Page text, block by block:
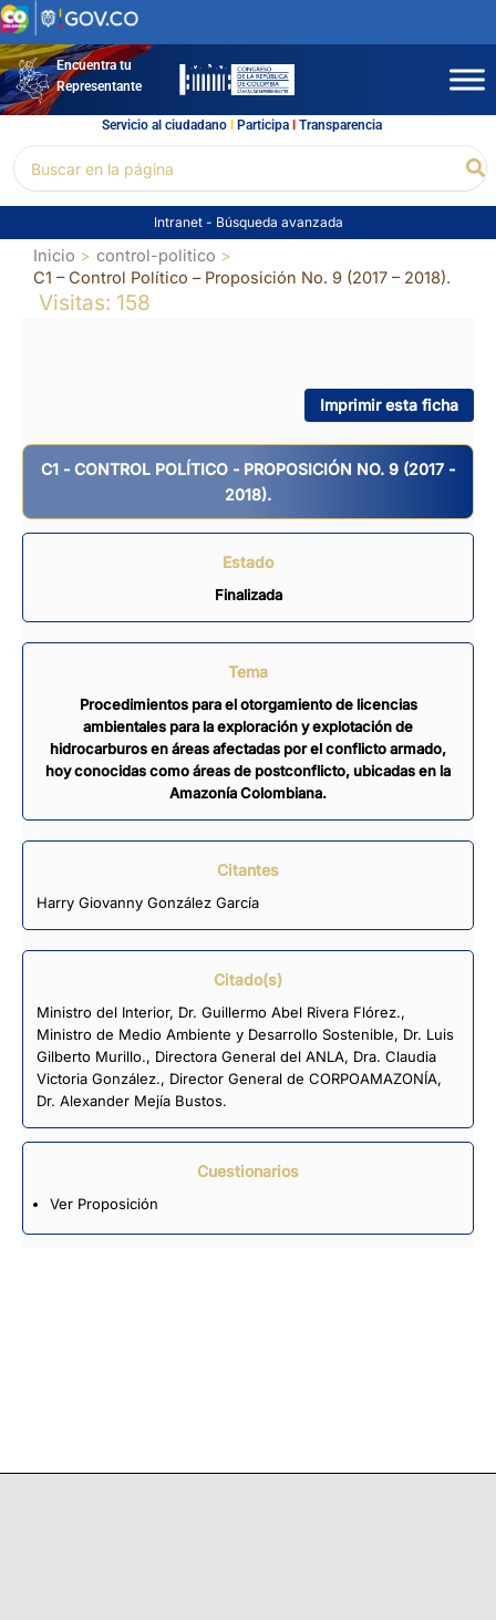
Ir
al
contenidoEncuentra tu
Representante
Servicio al ciudadano l Participal Transparencia
por:
Intranet - Búsqueda avanzada
Inicio
control-politico
C1 – Control Político – Proposición No. 9 (2017 – 2018).
Visitas: 158
Imprimir esta ficha
C1 - CONTROL POLÍTICO - PROPOSICIÓN NO. 9 (2017 -
2018).
Estado
Finalizada
Tema
Procedimientos para el otorgamiento de licencias
ambientales para la exploración y explotación de
hidrocarburos en áreas afectadas por el conflicto armado,
hoy conocidas como áreas de postconflicto, ubicadas en la
Amazonía Colombiana.
Citantes
Harry Giovanny González García
Citado(s)
Ministro del Interior, Dr. Guillermo Abel Rivera Flórez.,
Ministro de Medio Ambiente y Desarrollo Sostenible, Dr. Luis
Gilberto Murillo., Directora General del ANLA, Dra. Claudia
Victoria González., Director General de CORPOAMAZONÍA,
Dr. Alexander Mejía Bustos.
Cuestionarios
Ver Proposición